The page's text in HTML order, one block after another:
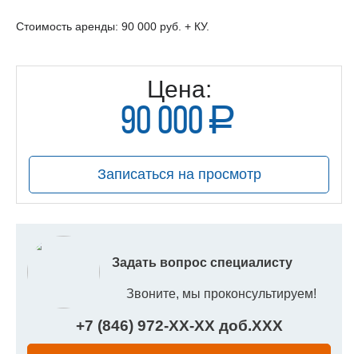
Стоимость аренды: 90 000 руб. + КУ.
Цена:
90 000 a
руб.
Записаться на просмотр
Задать вопрос специалисту
Звоните, мы проконсультируем!
+7 (846) 972-XX-XXдоб.XXX